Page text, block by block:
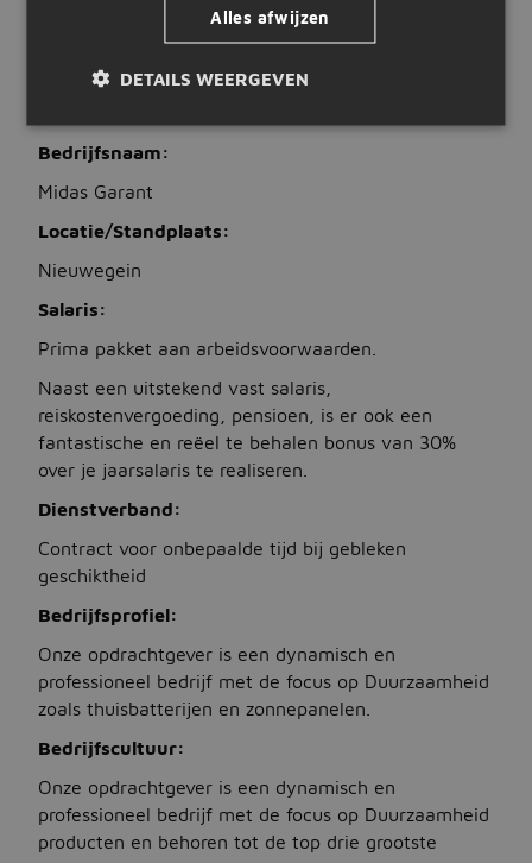
Gezocht: Verkoopadviseur Binnendienst
Duurzaamheid voor een uniek en dynamisch
bedrijf!
Bedrijfsnaam:
Midas Garant
Locatie/Standplaats:
Nieuwegein
Salaris:
Prima pakket aan arbeidsvoorwaarden.
Naast een uitstekend vast salaris,
reiskostenvergoeding, pensioen, is er ook een
fantastische en reëel te behalen bonus van 30%
over je jaarsalaris te realiseren.
Dienstverband:
Contract voor onbepaalde tijd bij gebleken
geschiktheid
Bedrijfsprofiel:
Onze opdrachtgever is een dynamisch en
professioneel bedrijf met de focus op Duurzaamheid
zoals thuisbatterijen en zonnepanelen.
Bedrijfscultuur:
Onze opdrachtgever is een dynamisch en
professioneel bedrijf met de focus op Duurzaamheid
producten en behoren tot de top drie grootste
Vacatures
Vacatures zoeken
Vacatures per locatie
Vacatures per beroepsgroep
Vacatures per dienstverband
Jobbird
Kies een andere regio
Jobs United Kingdom
Help
Algemene voorwaarden
Vacatures plaatsen
Alles afwijzen
DETAILS WEERGEVEN